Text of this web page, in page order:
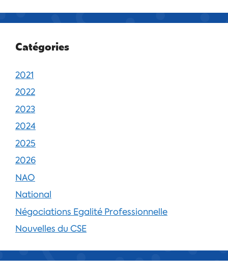
Catégories
2021
2022
2023
2024
2025
2026
NAO
National
Négociations Egalité Professionnelle
Nouvelles du CSE